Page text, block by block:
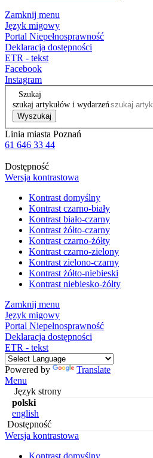
Zamknij menu
Język migowy
Portal Niepełnosprawność
Deklaracja dostępności
ETR - tekst
Facebook
Instagram
Szukaj
szukaj artykułów i wydarzeń
Wyszukaj
Linia miasta Poznań
61 646 33 44
Dostępność
Wersja kontrastowa
Kontrast domyślny
Kontrast czarno-biały
Kontrast biało-czarny
Kontrast żółto-czarny
Kontrast czarno-żółty
Kontrast czarno-zielony
Kontrast zielono-czarny
Kontrast żółto-niebieski
Kontrast niebiesko-żółty
Zamknij menu
Język migowy
Portal Niepełnosprawność
Deklaracja dostępności
ETR - tekst
Powered by
Translate
Menu
Język strony
polski
english
Dostępność
Wersja kontrastowa
Kontrast domyślny